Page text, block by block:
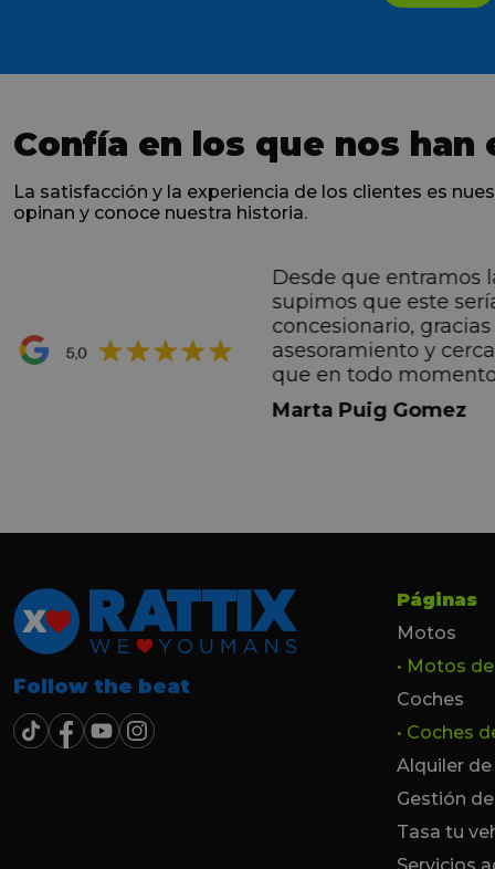
Confía en los que nos han
La satisfacción y la experiencia de los clientes es
opinan y conoce nuestra historia.
premio de su vida.
por todo.
Desde que entramos
supimos que este
concesionario, gracias
asesoramiento y
que en todo
informando de forma
todos los pasos que
Marta Puig Gomez
Follow the beat
Páginas
Motos
• Motos
Coches
• Coches
Alquiler
Gestión
Tasa tu
Servicios